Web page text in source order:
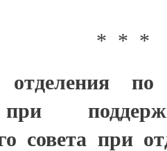
* * *
отделения
совета при